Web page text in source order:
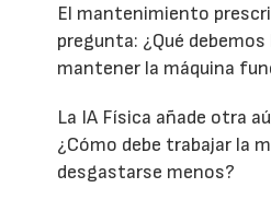
El mantenimiento
pregunta: ¿Qué debemos
mantener la máquina
La IA Física añade otra
¿Cómo debe trabajar la
desgastarse menos?